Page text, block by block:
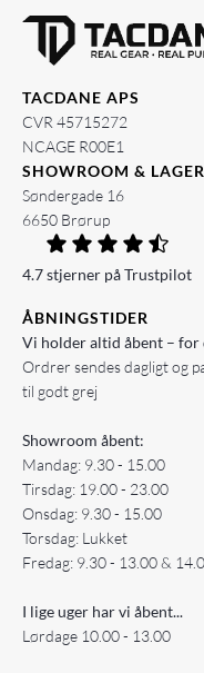
TACDANE APS
CVR 45715272
NCAGE R00E1
SHOWROOM & LAGER
Søndergade 16
6650 Brørup
4.7 stjerner på Trustpilot
ÅBNINGSTIDER
Vi holder altid åbent – for
Ordrer sendes dagligt og
til godt grej
Showroom åbent:
Mandag: 9.30 - 15.00
Tirsdag: 19.00 - 23.00
Onsdag: 9.30 - 15.00
Torsdag: Lukket
Fredag: 9.30 - 13.00 &
I lige uger har vi åbent...
Lørdage 10.00 - 13.00